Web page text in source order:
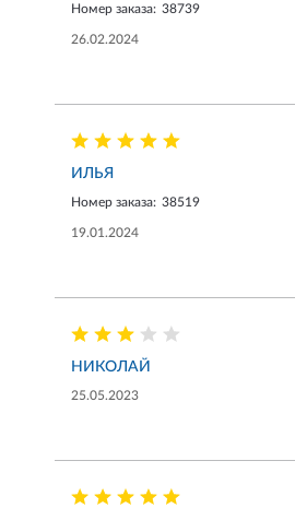
Номер заказа: 38739
26.02.2024
ИЛЬЯ
Номер заказа: 38519
19.01.2024
НИКОЛАЙ
25.05.2023